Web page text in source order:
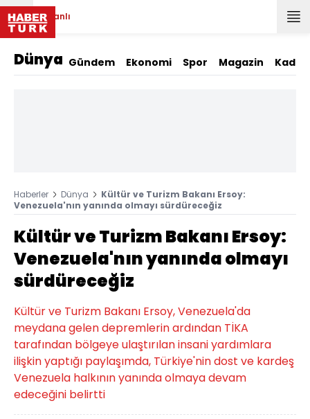
Canlı
Dünya Gündem Ekonomi Spor Magazin Kadın
Haberler Dünya
Kültür ve Turizm Bakanı Ersoy:
Venezuela'nın yanında olmayı sürdüreceğiz
Kültür ve Turizm Bakanı Ersoy:
Venezuela'nın yanında olmayı
sürdüreceğiz
Kültür ve Turizm Bakanı Ersoy, Venezuela'da
meydana gelen depremlerin ardından TİKA
tarafından bölgeye ulaştırılan insani yardımlara
ilişkin yaptığı paylaşımda, Türkiye'nin dost ve kardeş
Venezuela halkının yanında olmaya devam
edeceğini belirtti